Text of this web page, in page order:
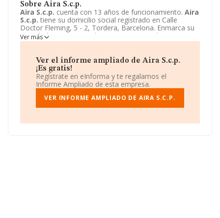
Sobre Aira S.c.p.
Aira S.c.p. cuenta con 13 años de funcionamiento. Aira
S.c.p. tiene su domicilio social registrado en Calle
Doctor Fleming, 5 - 2, Tordera, Barcelona. Enmarca su
actividad CNAE principal como 4321 - Instalaciones
eléctricas.Aira S.c.p.aparece inscrita como Sociedad
Ver más
Ver el informe ampliado de Aira S.c.p.
¡Es gratis!
Regístrate en eInforma y te regalamos el
Informe Ampliado de esta empresa.
VER INFORME AMPLIADO DE AIRA S.C.P.